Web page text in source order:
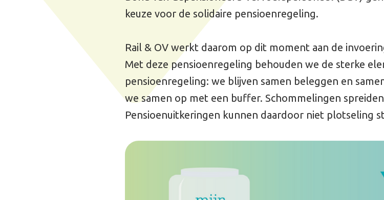
we samen op met een buffer. Schommelingen spreiden we over meerdere jaren.
Pensioenuitkeringen kunnen daardoor niet plotseling sterk stijgen of dalen.